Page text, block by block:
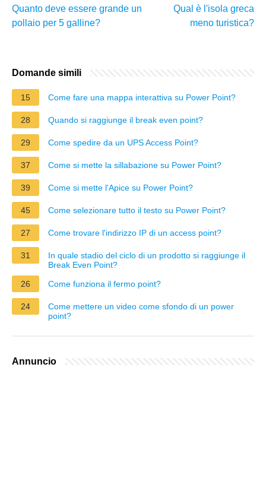
Quanto deve essere grande un
pollaio per 5 galline?
Qual è l'isola greca
meno turistica?
Domande simili
15 Come fare una mappa interattiva su Power Point?
28 Quando si raggiunge il break even point?
29 Come spedire da un UPS Access Point?
37 Come si mette la sillabazione su Power Point?
39 Come si mette l'Apice su Power Point?
45 Come selezionare tutto il testo su Power Point?
27 Come trovare l'indirizzo IP di un access point?
31
In quale stadio del ciclo di un prodotto si raggiunge il
Break Even Point?
26
Come funziona il fermo point?
24
Come mettere un video come sfondo di un power
point?
Annuncio